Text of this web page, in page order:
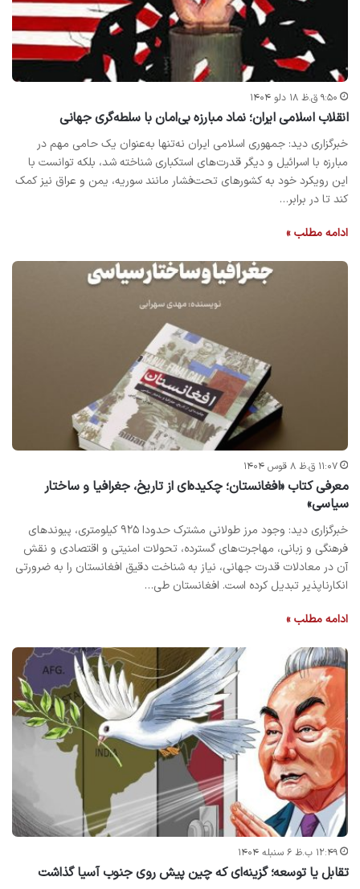
۹:۵۰ ق.ظ ۱۸ دلو ۱۴۰۴
انقلاب اسلامی ایران؛ نماد مبارزه بی‌امان با سلطه‌گری جهانی
خبرگزاری دید: جمهوری اسلامی ایران نه‌تنها به‌عنوان یک حامی مهم در
مبارزه با اسرائیل و دیگر قدرت‌های استکباری شناخته شد، بلکه توانست با
این رویکرد خود به کشورهای تحت‌فشار مانند سوریه، یمن و عراق نیز کمک
کند تا در برابر…
ادامه مطلب »
۱۱:۰۷ ق.ظ ۸ قوس ۱۴۰۴
معرفی کتاب «افغانستان؛ چکیده‌ای از تاریخ، جغرافیا و ساختار
سیاسی»
خبرگزاری دید: وجود مرز طولانی مشترک حدودا ۹۲۵ کیلومتری، پیوندهای
فرهنگی و زبانی، مهاجرت‌های گسترده، تحولات امنیتی و اقتصادی و نقش
آن در معادلات قدرت جهانی، نیاز به شناخت دقیق افغانستان را به ضرورتی
انکارناپذیر تبدیل کرده است. افغانستان طی…
ادامه مطلب »
۱۲:۴۹ ب.ظ ۶ سنبله ۱۴۰۴
تقابل یا توسعه؛ گزینه‌ای که چین پیش‌ روی جنوب آسیا گذاشت